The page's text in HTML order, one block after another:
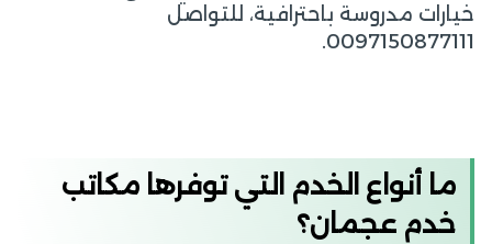
خيارات مدروسة باحترافية، للتواصل
0097150877111.
ما أنواع الخدم التي توفرها مكاتب
خدم عجمان؟